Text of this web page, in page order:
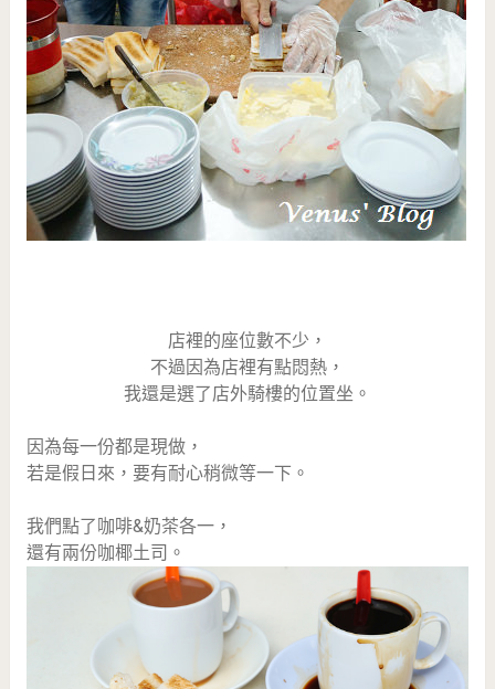
店裡的座位數不少，
不過因為店裡有點悶熱，
我還是選了店外騎樓的位置坐。
因為每一份都是現做，
若是假日來，要有耐心稍微等一下。
我們點了咖啡&奶茶各一，
還有兩份咖椰土司。